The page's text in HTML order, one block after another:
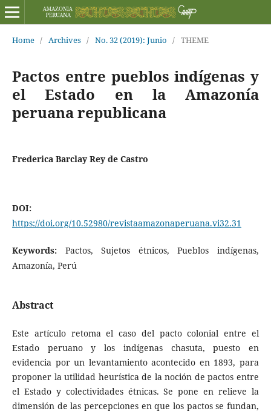
Home / Archives / No. 32 (2019): Junio / THEME
Pactos entre pueblos indígenas y
el Estado en la Amazonía
peruana republicana
Frederica Barclay Rey de Castro
DOI:
https://doi.org/10.52980/revistaamazonaperuana.vi32.31
Keywords: Pactos, Sujetos étnicos, Pueblos indígenas,
Amazonía, Perú
Abstract
Este artículo retoma el caso del pacto colonial entre el
Estado peruano y los indígenas chasuta, puesto en
evidencia por un levantamiento acontecido en 1893, para
proponer la utilidad heurística de la noción de pactos entre
el Estado y colectividades étnicas. Se pone en relieve la
dimensión de las percepciones en que los pactos se fundan,